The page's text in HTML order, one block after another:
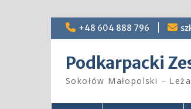
Skip
+48 604 888 796
Podkarpacki
Sokołów Małopolski –